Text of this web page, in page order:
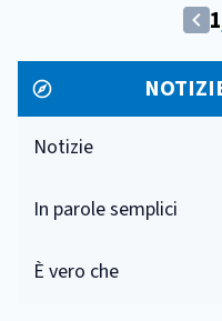
Vai
alla
1
1
Notizie
In parole semplici
È vero che